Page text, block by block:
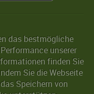
das bestmögliche
unserer
finden Sie
Sie die Webseite
Speichern von